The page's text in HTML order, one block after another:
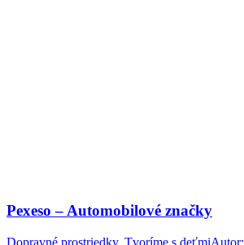
Pexeso – Automobilové značky
Dopravné prostriedky, Tvoríme s deťmiAutor: